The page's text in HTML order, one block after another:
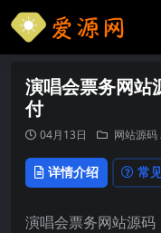
演唱会票务网站
付
04月13日 网站源码
详情介绍 常
演唱会票务网站源